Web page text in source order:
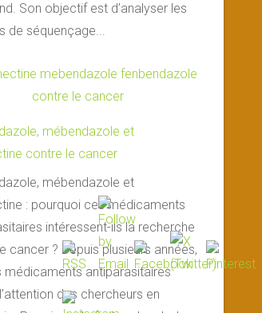
Son objectif est d’analyser les
de séquençage...
mébendazole et
contre le cancer
mébendazole et
: pourquoi ces médicaments
intéressent-ils la recherche
cancer ? Depuis plusieurs années,
médicaments antiparasitaires
des chercheurs en